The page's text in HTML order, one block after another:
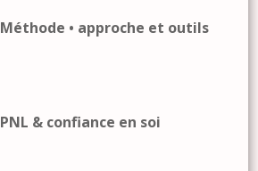
Méthode • approche et outils
PNL & confiance en soi